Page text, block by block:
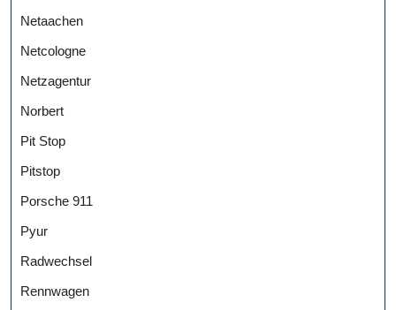
Netaachen
Netcologne
Netzagentur
Norbert
Pit Stop
Pitstop
Porsche 911
Pyur
Radwechsel
Rennwagen